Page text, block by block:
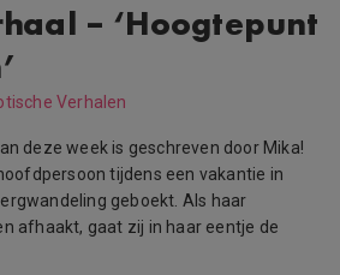
– ‘Hoogtepunt
Verhalen
deze week is geschreven door Mika!
tijdens een vakantie in
geboekt. Als haar
afhaakt, gaat zij in haar eentje de